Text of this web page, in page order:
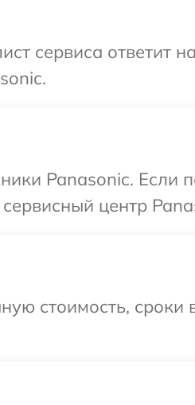
сервиса ответит
Panasonic. Если
центр
стоимость, сроки